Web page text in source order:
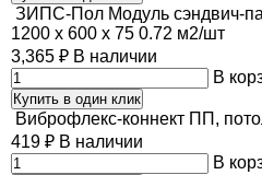
ЗИПС-Пол Модуль сэндвич-
1200 х 600 х 75 0.72 м2/шт
3,365 ₽ В наличии
В
Купить в один клик
Виброфлекс-коннект ПП,
419 ₽ В наличии
В